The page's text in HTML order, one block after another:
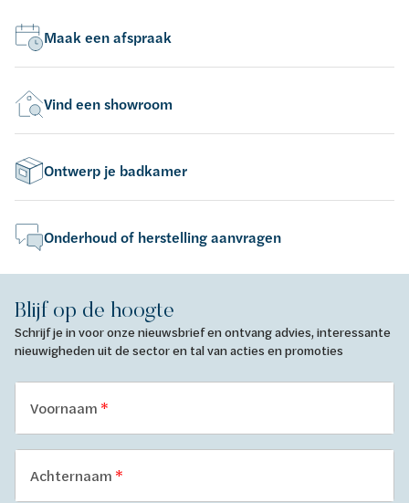
Maak een afspraak
Vind een showroom
Ontwerp je badkamer
Onderhoud of herstelling aanvragen
Blijf op de hoogte
Schrijf je in voor onze nieuwsbrief en ontvang advies, interessante
nieuwigheden uit de sector en tal van acties en promoties
Voornaam
Achternaam